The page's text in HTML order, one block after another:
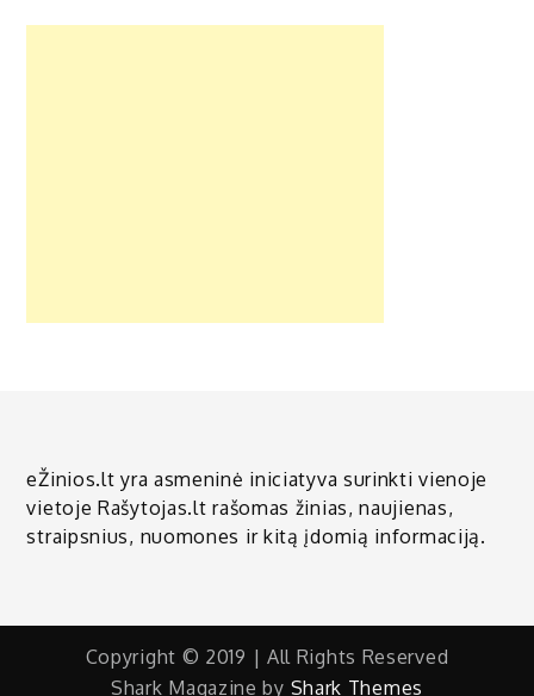
eŽinios.lt yra asmeninė iniciatyva surinkti vienoje
vietoje Rašytojas.lt rašomas žinias, naujienas,
straipsnius, nuomones ir kitą įdomią informaciją.
Copyright © 2019 | All Rights Reserved
Shark Magazine by Shark Themes